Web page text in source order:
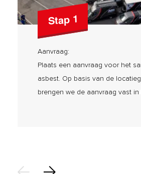
Stap 1
Aanvraag:
Plaats een aanvraag voor het
asbest. Op basis van de
brengen we de aanvraag vast in